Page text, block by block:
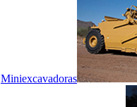
Miniexcavadoras